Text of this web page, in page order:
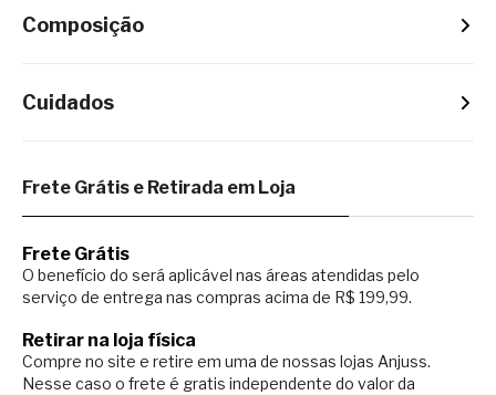
Composição
Cuidados
Frete Grátis e Retirada em Loja
Frete Grátis
O benefício do será aplicável nas áreas atendidas pelo
serviço de entrega nas compras acima de R$ 199,99.
Retirar na loja física
Compre no site e retire em uma de nossas lojas Anjuss.
Nesse caso o frete é gratis independente do valor da